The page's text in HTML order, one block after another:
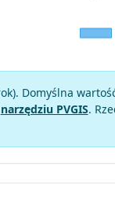
Domyślna
narzędziu PVGIS.